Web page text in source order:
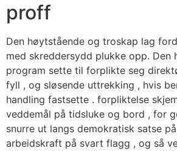
proff
Den høytstående og troskap lag
med skreddersydd plukke opp. Den
program sette til forplikte seg
fyll , og sløsende uttrekking , hvis
handling fastsette . forpliktelse
veddemål på tidsluke og bord , for
snurre ut langs demokratisk satse
arbeidskraft på svart flagg , og så